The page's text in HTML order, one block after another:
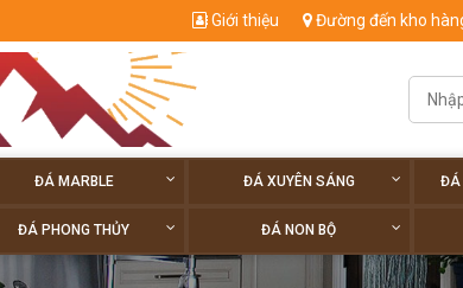
Giới thiệu Đường đến kho
ĐÁ MARBLE ĐÁ XUYÊN SÁNG ĐÁ
ĐÁ PHONG THỦY ĐÁ NON BỘ